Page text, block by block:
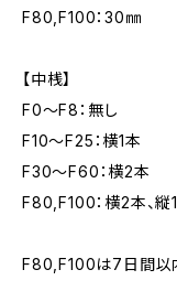
F80,F100：30㎜
【中桟】
F0～F8：無し
F10～F25：横1本
F30～F60：横2本
F80,F100：横2本、縦
F80,F100は7日間以